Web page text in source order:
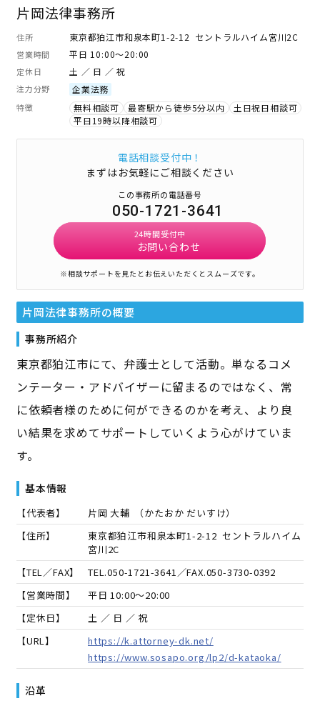
片岡法律事務所
住所 東京都狛江市和泉本町1-2-12 セントラルハイム宮川2C
営業時間 平日 10:00～20:00
定休日 土 ／ 日 ／ 祝
注力分野 企業法務
特徴 無料相談可 最寄駅から徒歩5分以内
土日祝日相談可
平日19時以降相談可
電話相談受付中！
まずはお気軽にご相談ください
この事務所の電話番号
050-1721-3641
24時間受付中
お問い合わせ
※相談サポートを見たとお伝えいただくとスムーズです。
片岡法律事務所の概要
事務所紹介
東京都狛江市にて、弁護士として活動。単なるコメ
ンテーター・アドバイザーに留まるのではなく、常
に依頼者様のために何ができるのかを考え、より良
い結果を求めてサポートしていくよう心がけていま
す。
基本情報
【代表者】 片岡 大輔 （かたおか だいすけ）
【住所】
東京都狛江市和泉本町1-2-12 セントラルハイム
宮川2C
【TEL／FAX】
TEL.050-1721-3641／FAX.050-3730-0392
【営業時間】
平日 10:00～20:00
【定休日】
土 ／ 日 ／ 祝
【URL】
https://k.attorney-dk.net/
https://www.sosapo.org/lp2/d-kataoka/
沿革